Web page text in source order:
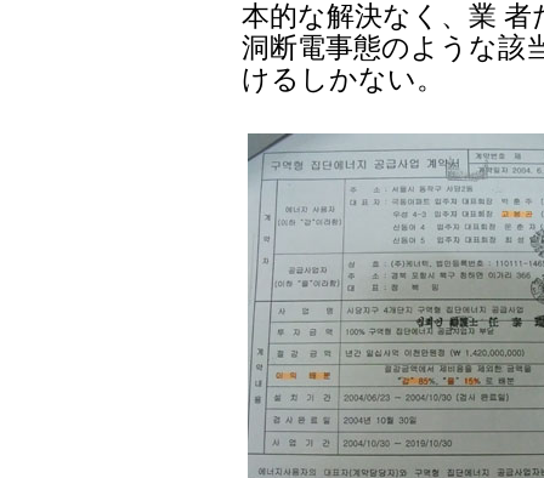
本的な解決なく、業
洞断電事態のような該
けるしかない。